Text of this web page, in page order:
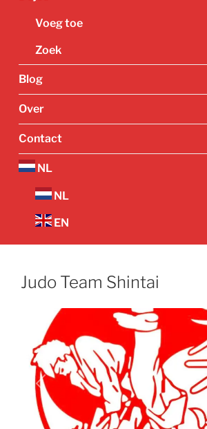
Voeg toe
Zoek
Blog
Over
Contact
NL
NL
EN
Judo Team Shintai
Vorige